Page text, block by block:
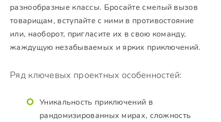
разнообразные классы. Бросайте смелый вызов
товарищам, вступайте с ними в противостояние
или, наоборот, пригласите их в свою команду,
жаждущую незабываемых и ярких приключений.
Ряд ключевых проектных особенностей:
Уникальность приключений в
рандомизированных мирах, сложность